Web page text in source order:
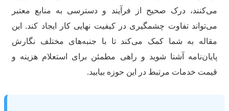
درک صحیح از فرآیند و دسترسی به منابع معتبر
تفاوت چشمگیری در کیفیت نهایی کار ایجاد کند. این
به شما کمک می‌کند تا با جنبه‌های مختلف نگارش
آشنا شوید و راهی مطمئن برای استعلام هزینه و
خدمات مرتبط در این حوزه بیابید.